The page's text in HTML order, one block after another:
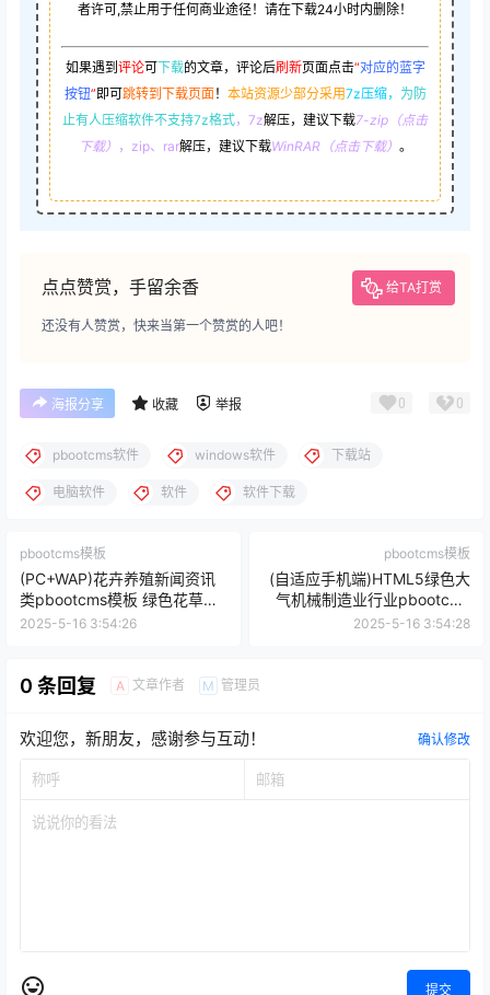
者许可,禁止用于任何商业途径！请在下载24小时内删除！
如果遇到 评论可下载的文章，评论后刷新页面点击“对应的蓝字
按钮” 即可跳转到下载页面！ 本站资源少部分采用7z压缩， 为防
止有人压缩软件不支持7z格式，7z解压，建议下载7-zip（点击
下载） ，zip、rar解压，建议下载WinRAR（点击下载） 。
点点赞赏，手留余香 给TA打赏
还没有人赞赏，快来当第一个赞赏的人吧！
海报分享 收藏 举报 0 0
pbootcms软件 windows软件 下载站
电脑软件 软件 软件下载
pbootcms模板
(PC+WAP)花卉养殖新闻资讯
类pbootcms模板 绿色花草植
物网站源码下载
2025-5-16 3:54:26
pbootcms模板
(自适应手机端)HTML5绿色大
气机械制造业行业pbootcms
模板 压缩机设备网站源码下载
2025-5-16 3:54:28
0 条回复 A 文章作者 M 管理员
欢迎您，新朋友，感谢参与互动！ 确认修改
提交